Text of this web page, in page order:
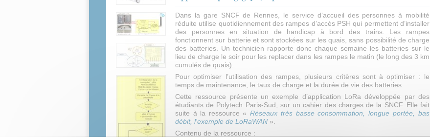
Dans la gare SNCF de Rennes, le service d’accueil des personnes à mobilité
réduite utilise quotidiennement des rampes d’accès PSH qui permettent d’installer
des personnes en situation de handicap à bord des trains. Les rampes
fonctionnent sur batterie et sont stockées sur les quais, sans possibilité de charge
des batteries. Un technicien rapporte donc chaque semaine les batteries sur le
lieu de charge le soir pour les replacer dans les rampes le matin (le long des 3 km
cumulés de quais).
Pour optimiser l’utilisation des rampes, plusieurs critères sont à optimiser : le
temps de maintenance, le taux de charge et la durée de vie des batteries.
Cette ressource présente un exemple d’application LoRa développée par des
étudiants de Polytech Paris-Sud, sur un cahier des charges de la SNCF. Elle fait
suite à la ressource « Réseaux très basse consommation, longue portée, bas
débit, l'exemple de LoRaWAN ».
Contenu de la ressource :